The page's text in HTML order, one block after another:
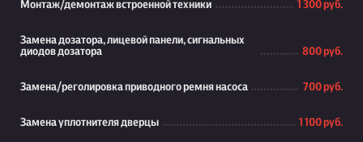
Монтаж/демонтаж встроенной техники 1 300 руб.
Замена дозатора, лицевой панели, сигнальных
диодов дозатора
800 руб.
Замена/реголировка приводного ремня насоса 700 руб.
Замена уплотнителя дверцы 1 100 руб.